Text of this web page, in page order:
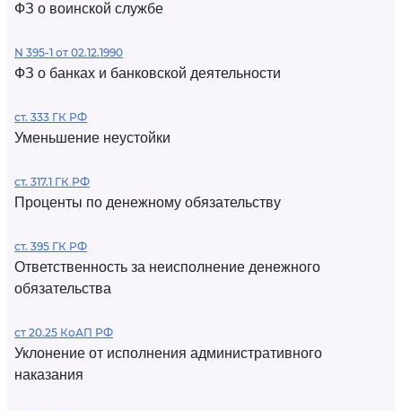
ФЗ о воинской службе
N 395-1 от 02.12.1990
ФЗ о банках и банковской деятельности
ст. 333 ГК РФ
Уменьшение неустойки
ст. 317.1 ГК РФ
Проценты по денежному обязательству
ст. 395 ГК РФ
Ответственность за неисполнение денежного
обязательства
ст 20.25 КоАП РФ
Уклонение от исполнения административного
наказания